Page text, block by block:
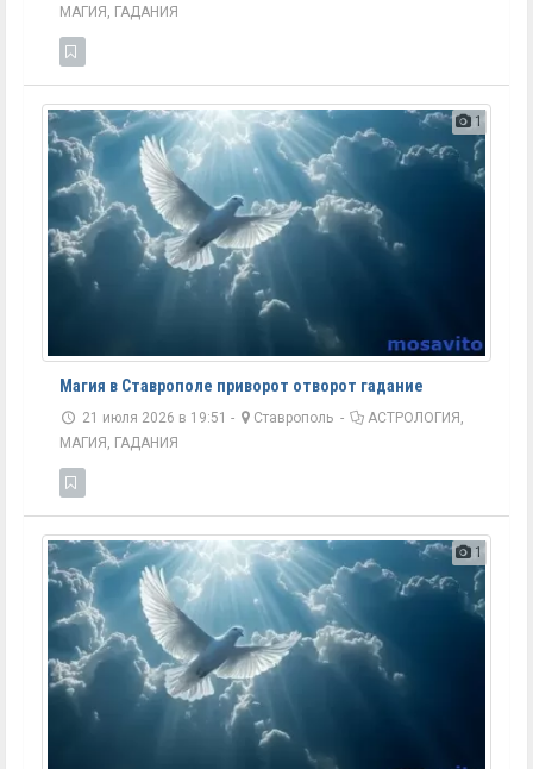
МАГИЯ, ГАДАНИЯ
1
Магия в Ставрополе приворот отворот гадание
21 июля 2026 в 19:51 - Ставрополь -
АСТРОЛОГИЯ,
МАГИЯ, ГАДАНИЯ
1